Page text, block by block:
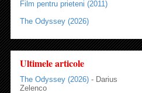
Film pentru prieteni (2011)
The Odyssey (2026)
Ultimele articole
The Odyssey (2026) - Darius
Zelenco